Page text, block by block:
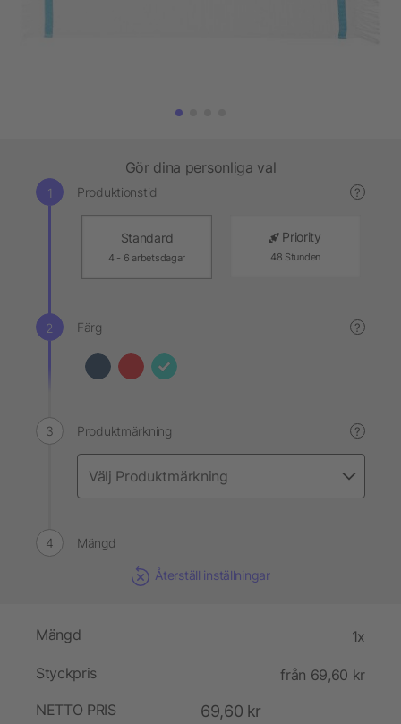
Gör dina personliga val
Produktionstid ?
Standard
4 - 6 arbetsdagar
Priority
48 Stunden
Färg ?
Produktmärkning ?
Mängd
Återställ inställningar
Mängd 1x
Styckpris
från 69,60 kr
NETTO PRIS
69,60 kr